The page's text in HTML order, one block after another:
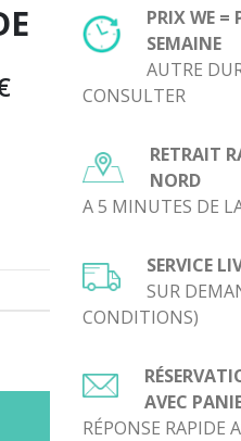
Plage
PRIX WE =
SEMAINE
AUTRE
CONSULTER
RETRAIT
NORD
A 5 MINUTES DE
SERVICE
SUR
CONDITIONS)
AVEC
RÉPONSE RAPIDE